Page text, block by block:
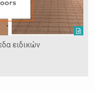
ειδικών